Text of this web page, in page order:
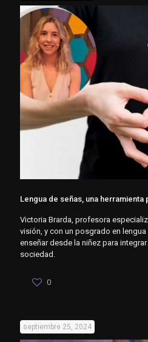
Lengua de señas, una herramienta
Victoria Brarda, profesora
visión, y con un posgrado en
enseñar desde la niñez para
sociedad.
0
septiembre 25, 2024